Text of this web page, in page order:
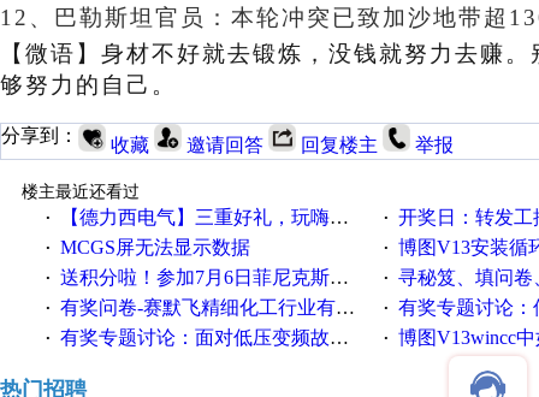
12、巴勒斯坦官员：本轮冲突已致加沙地带超
【微语】 身材不好就去锻炼，没钱就努力去赚
够努力的自己。
分享到： 收藏 邀请回答 回复楼主 举报
楼主最近还看过
·
【德力西电气】三重好礼，玩嗨夏日！ · 开奖日：转发工控速派
· MCGS屏无法显示数据 · 博图V13安装循环重启
· 送积分啦！参加7月6日菲尼克斯在线研讨会即得 · 寻秘笈、填问卷
· 有奖问卷-赛默飞精细化工行业有奖调查来袭！ · 有奖专题讨论：伺服选择
· 有奖专题讨论：面对低压变频故障，老手是这样解决的！ · 博图V13wincc中如何
热门招聘